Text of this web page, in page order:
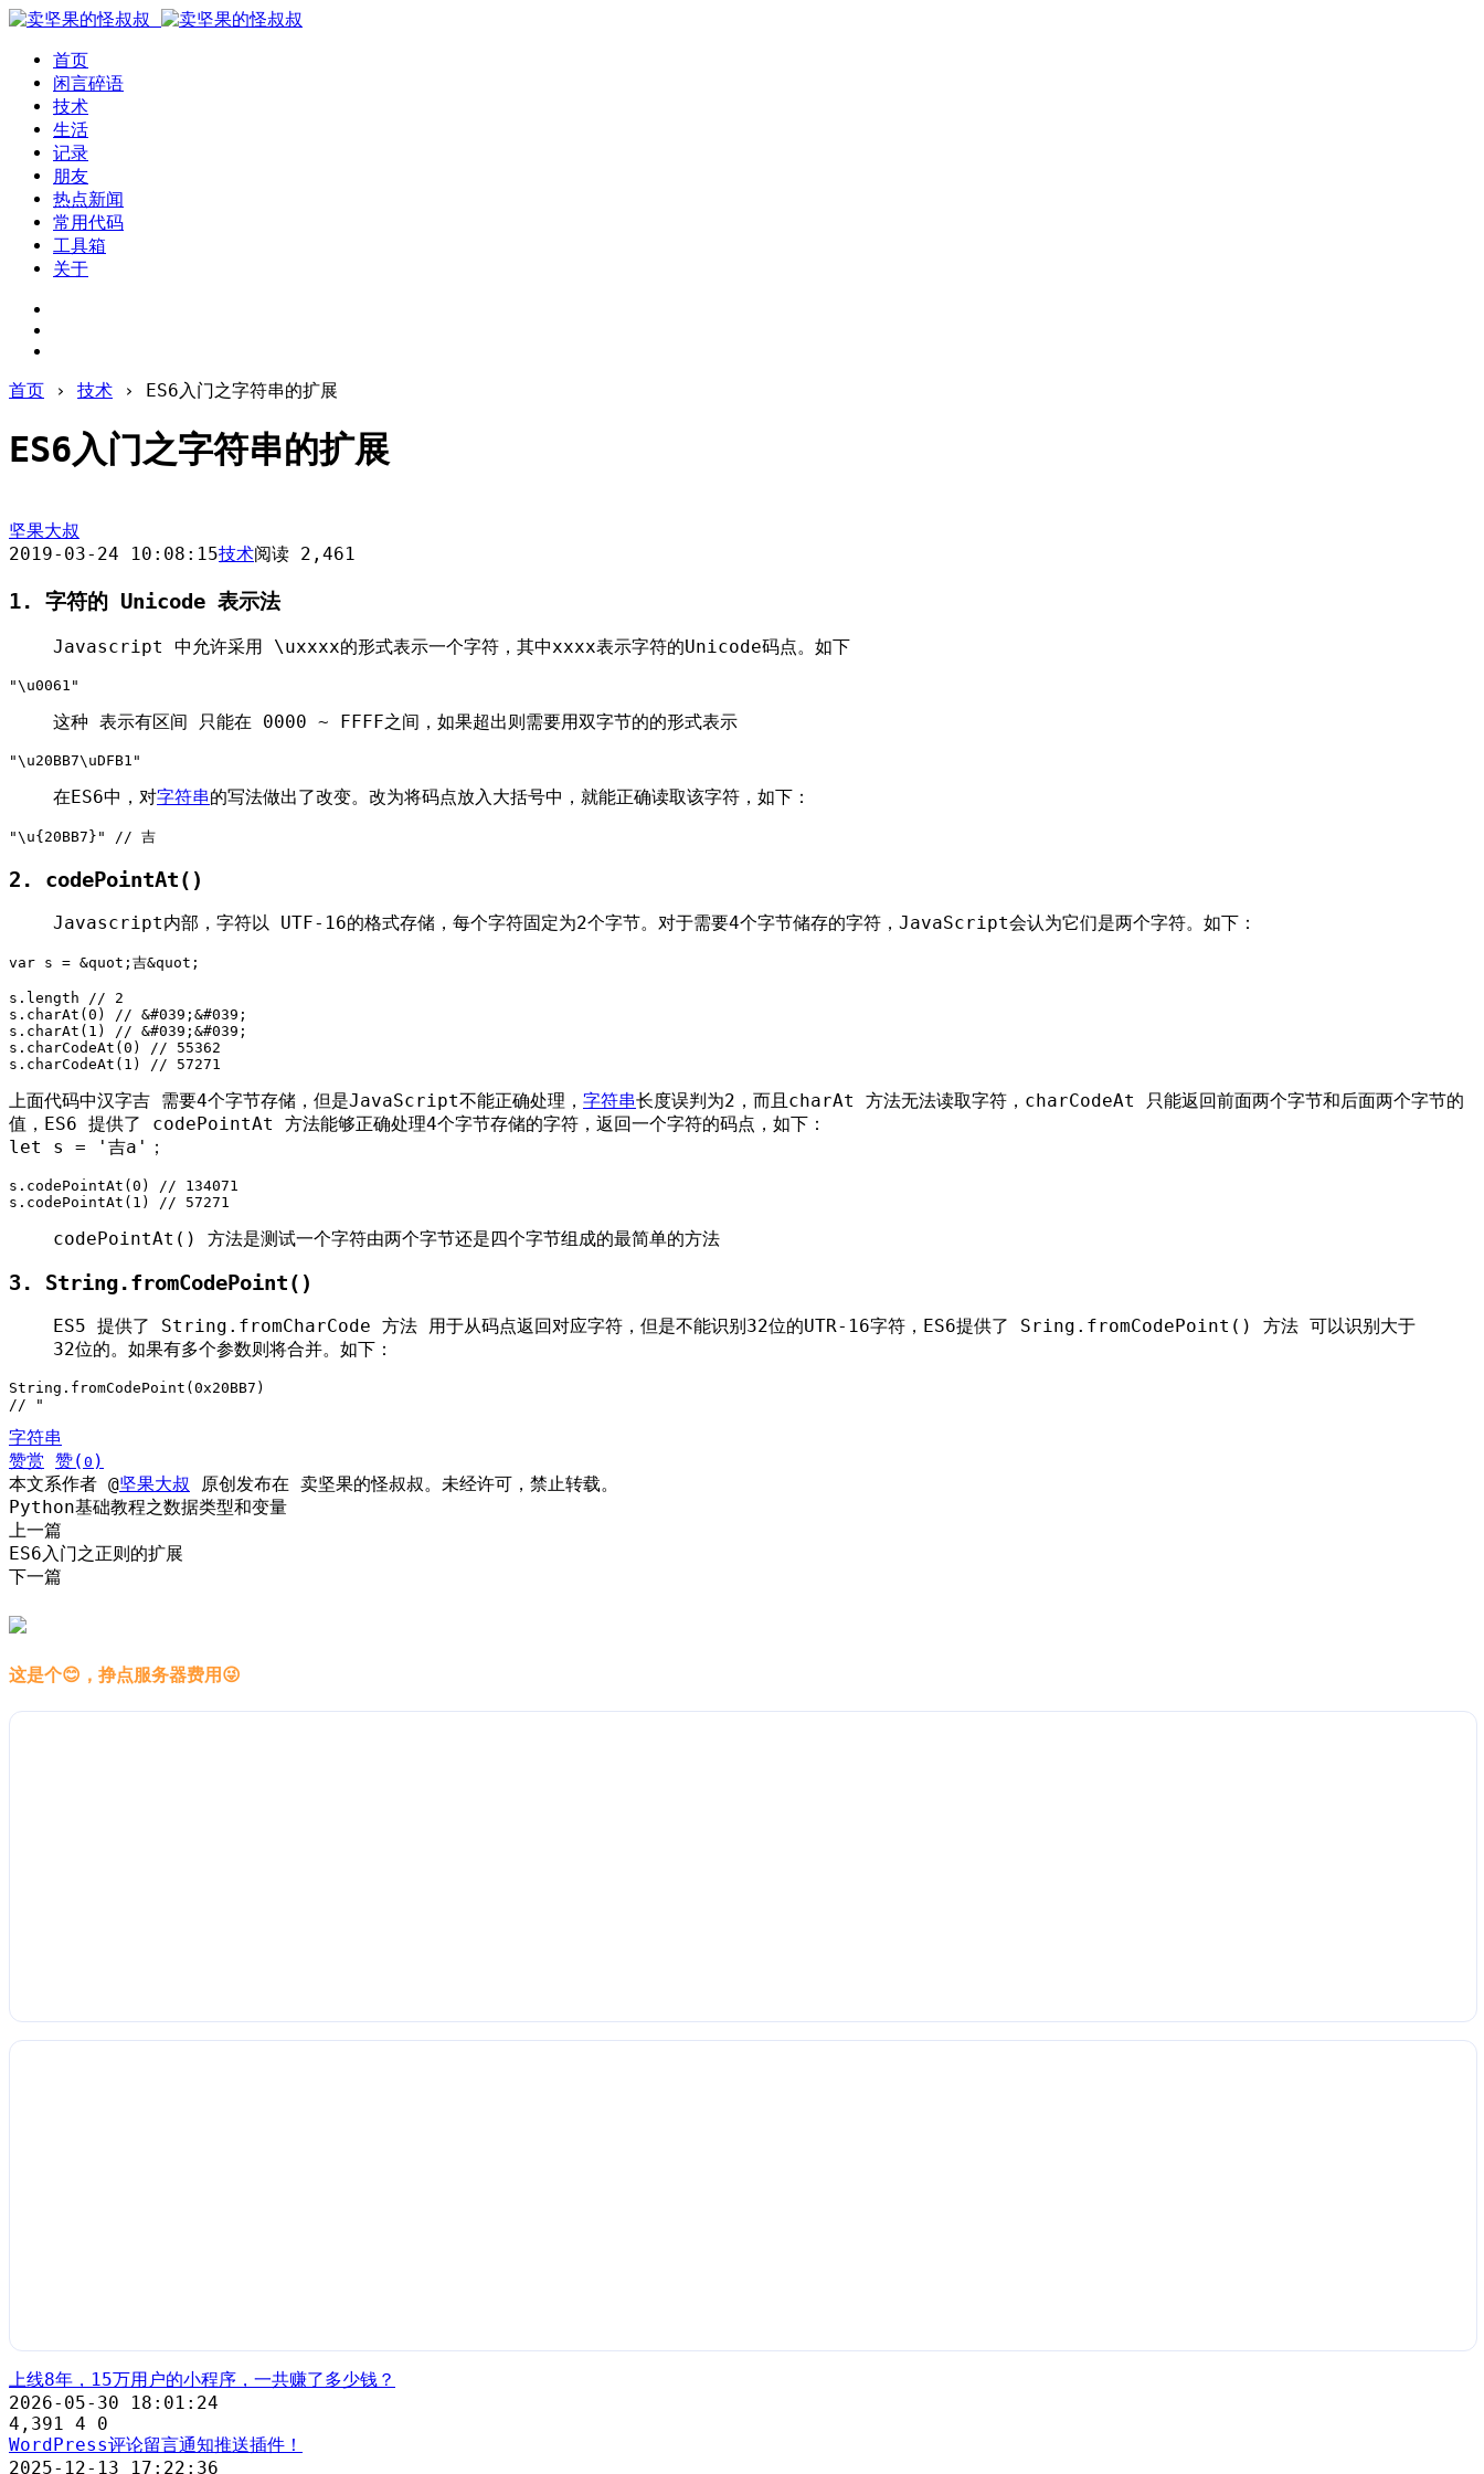
首页
闲言碎语
技术
生活
记录
朋友
热点新闻
常用代码
工具箱
关于
首页 › 技术 › ES6入门之字符串的扩展
ES6入门之字符串的扩展
坚果大叔
2019-03-24 10:08:15技术阅读 2,461
1. 字符的 Unicode 表示法
Javascript 中允许采用 \uxxxx的形式表示一个字符，其中xxxx表示字符的Unicode码点。如下
"\u0061"
这种 表示有区间 只能在 0000 ~ FFFF之间，如果超出则需要用双字节的的形式表示
"\u20BB7\uDFB1"
在ES6中，对字符串的写法做出了改变。改为将码点放入大括号中，就能正确读取该字符，如下：
"\u{20BB7}" // 吉
2. codePointAt()
Javascript内部，字符以 UTF-16的格式存储，每个字符固定为2个字节。对于需要4个字节储存的字符，JavaScript会认为它们是两个字符。如下：
var s = &quot;吉&quot;
s.length // 2
s.charAt(0) // &#039;&#039;
s.charAt(1) // &#039;&#039;
s.charCodeAt(0) // 55362
s.charCodeAt(1) // 57271
上面代码中汉字吉 需要4个字节存储，但是JavaScript不能正确处理， 字符串长度误判为2，而且charAt 方法无法读取字符，charCodeAt 只能返回前面两个字节和后面两个字节的
值，ES6 提供了 codePointAt 方法能够正确处理4个字节存储的字符，返回一个字符的码点，如下：
let s = '吉a'；
s.codePointAt(0) // 134071
s.codePointAt(1) // 57271
codePointAt() 方法是测试一个字符由两个字节还是四个字节组成的最简单的方法
3. String.fromCodePoint()
ES5 提供了 String.fromCharCode 方法 用于从码点返回对应字符，但是不能识别32位的UTR-16字符，ES6提供了 Sring.fromCodePoint() 方法 可以识别大于
32位的。如果有多个参数则将合并。如下：
String.fromCodePoint(0x20BB7)
// "
字符串
赞赏 赞( 0 )
本文系作者 @坚果大叔 原创发布在 卖坚果的怪叔叔。未经许可，禁止转载。
Python基础教程之数据类型和变量
上一篇
ES6入门之正则的扩展
下一篇
这是个😊，挣点服务器费用😜
上线8年，15万用户的小程序，一共赚了多少钱？
2026-05-30 18:01:24
4,391 4 0
WordPress评论留言通知推送插件！
2025-12-13 17:22:36